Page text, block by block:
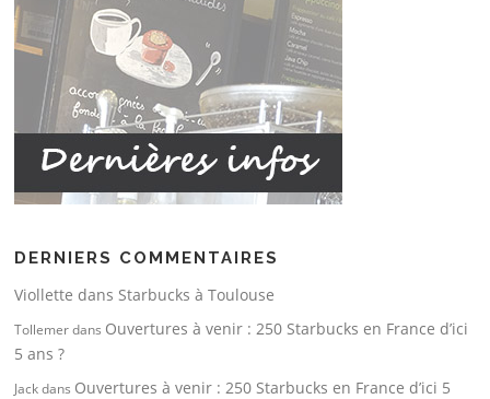
DERNIERS COMMENTAIRES
Viollette dans Starbucks à Toulouse
Tollemerdans Ouvertures à venir : 250 Starbucks en France d’ici
5 ans ?
Jackdans Ouvertures à venir : 250 Starbucks en France d’ici 5